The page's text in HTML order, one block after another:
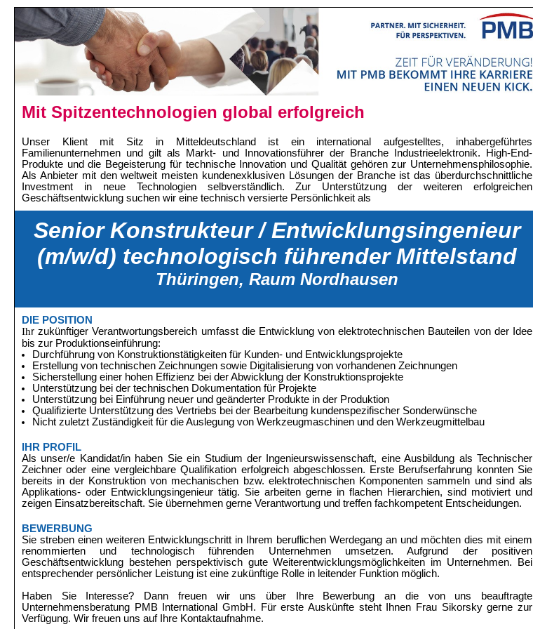
Mit Spitzentechnologien global erfolgreich
Unser Klient mit Sitz in Mitteldeutschland ist ein international aufgestelltes, inhabergeführtes
Familienunternehmen und gilt als Markt- und Innovationsführer der Branche Industrieelektronik. High-End-
Produkte und die Begeisterung für technische Innovation und Qualität gehören zur Unternehmensphilosophie.
Als Anbieter mit den weltweit meisten kundenexklusiven Lösungen der Branche ist das überdurchschnittliche
Investment in neue Technologien selbverständlich. Zur Unterstützung der weiteren erfolgreichen
Geschäftsentwicklung suchen wir eine technisch versierte Persönlichkeit als
Senior Konstrukteur / Entwicklungsingenieur
(m/w/d) technologisch führender Mittelstand
Thüringen, Raum Nordhausen
DIE POSITION
Ihr zukünftiger Verantwortungsbereich umfasst die Entwicklung von elektrotechnischen Bauteilen von der Idee
bis zur Produktionseinführung:
Durchführung von Konstruktionstätigkeiten für Kunden- und Entwicklungsprojekte
Erstellung von technischen Zeichnungen sowie Digitalisierung von vorhandenen Zeichnungen
Sicherstellung einer hohen Effizienz bei der Abwicklung der Konstruktionsprojekte
Unterstützung bei der technischen Dokumentation für Projekte
Unterstützung bei Einführung neuer und geänderter Produkte in der Produktion
Qualifizierte Unterstützung des Vertriebs bei der Bearbeitung kundenspezifischer Sonderwünsche
Nicht zuletzt Zuständigkeit für die Auslegung von Werkzeugmaschinen und den Werkzeugmittelbau
IHR PROFIL
Als unser/e Kandidat/in haben Sie ein Studium der Ingenieurswissenschaft, eine Ausbildung als Technischer
Zeichner oder eine vergleichbare Qualifikation erfolgreich abgeschlossen. Erste Berufserfahrung konnten Sie
bereits in der Konstruktion von mechanischen bzw. elektrotechnischen Komponenten sammeln und sind als
Applikations- oder Entwicklungsingenieur tätig. Sie arbeiten gerne in flachen Hierarchien, sind motiviert und
zeigen Einsatzbereitschaft. Sie übernehmen gerne Verantwortung und treffen fachkompetent Entscheidungen.
BEWERBUNG
Sie streben einen weiteren Entwicklungschritt in Ihrem beruflichen Werdegang an und möchten dies mit einem
renommierten und technologisch führenden Unternehmen umsetzen. Aufgrund der positiven
Geschäftsentwicklung bestehen perspektivisch gute Weiterentwicklungsmöglichkeiten im Unternehmen. Bei
entsprechender persönlicher Leistung ist eine zukünftige Rolle in leitender Funktion möglich.
Haben Sie Interesse? Dann freuen wir uns über Ihre Bewerbung an die von uns beauftragte
Unternehmensberatung PMB International GmbH. Für erste Auskünfte steht Ihnen Frau Sikorsky gerne zur
Verfügung. Wir freuen uns auf Ihre Kontaktaufnahme.